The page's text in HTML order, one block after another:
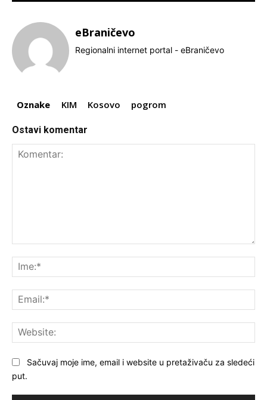
eBraničevo
Regionalni internet portal - eBraničevo
Oznake KIM Kosovo pogrom
Ostavi komentar
Sačuvaj moje ime, email i website u pretaživaču za sledeći
put.